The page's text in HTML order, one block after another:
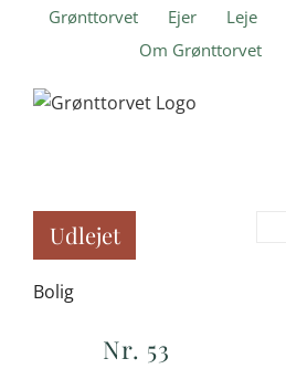
Grønttorvet Ejer Leje
Om Grønttorvet
Udlejet
Bolig
Nr. 53